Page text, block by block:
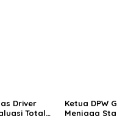
Driver
Total
Ketua DPW
Menjaga